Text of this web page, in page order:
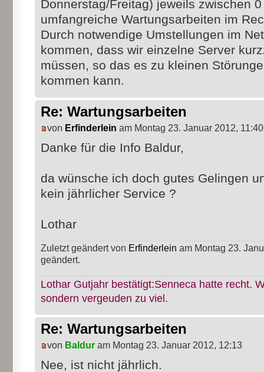
Donnerstag/Freitag) jeweils zwischen
umfangreiche Wartungsarbeiten im
Durch notwendige Umstellungen im
kommen, dass wir einzelne Server
müssen, so das es zu kleinen
kommen kann.
Re: Wartungsarbeiten
von Erfinderlein am Montag 23. Januar 2012, 11:40
Danke für die Info Baldur,
da wünsche ich doch gutes Gelingen
kein jährlicher Service ?
Lothar
Zuletzt geändert von Erfinderlein am Montag 23.
geändert.
Lothar Gutjahr bestätigt:Senneca hatte recht.
sondern vergeuden zu viel.
Re: Wartungsarbeiten
von Baldur am Montag 23. Januar 2012, 12:13
Nee, ist nicht jährlich.